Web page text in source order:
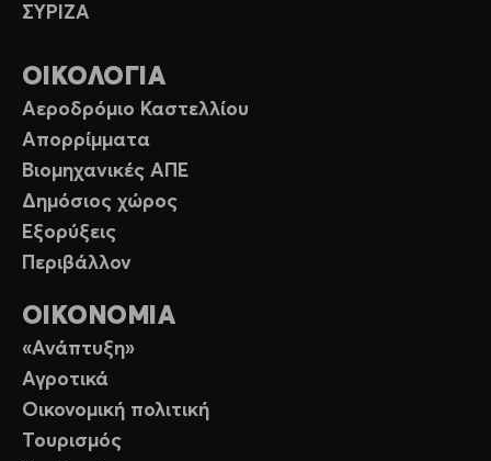
ΣΥΡΙΖΑ
ΟΙΚΟΛΟΓΙΑ
Αεροδρόμιο Καστελλίου
Απορρίμματα
Βιομηχανικές ΑΠΕ
Δημόσιος χώρος
Εξορύξεις
Περιβάλλον
ΟΙΚΟΝΟΜΙΑ
«Ανάπτυξη»
Αγροτικά
Οικονομική πολιτική
Τουρισμός